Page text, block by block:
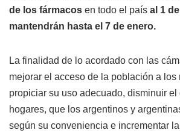
de los fármacos en todo el país al 1
mantendrán hasta el 7 de enero.
La finalidad de lo acordado con las
mejorar el acceso de la población a los
propiciar su uso adecuado, disminuir el
hogares, que los argentinos y
según su conveniencia e incrementar